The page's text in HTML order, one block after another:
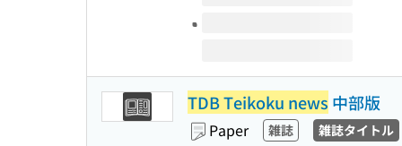
TDB Teikoku news 中部版
Paper 雑誌 雑誌タイトル